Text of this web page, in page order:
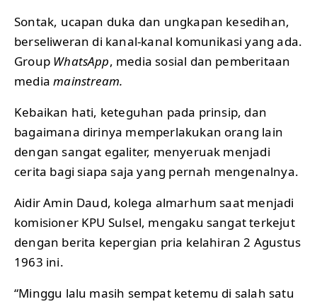
Sontak, ucapan duka dan ungkapan kesedihan,
berseliweran di kanal-kanal komunikasi yang ada.
Group WhatsApp, media sosial dan pemberitaan
mediamainstream.
Kebaikan hati, keteguhan pada prinsip, dan
bagaimana dirinya memperlakukan orang lain
dengan sangat egaliter, menyeruak menjadi
cerita bagi siapa saja yang pernah mengenalnya.
Aidir Amin Daud, kolega almarhum saat menjadi
komisioner KPU Sulsel, mengaku sangat terkejut
dengan berita kepergian pria kelahiran 2 Agustus
1963 ini.
“Minggu lalu masih sempat ketemu di salah satu